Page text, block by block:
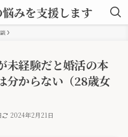
みを支援します
未経験だと婚活の本
分からない（28歳女
2024年2月21日